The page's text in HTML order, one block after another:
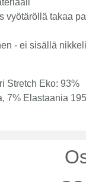
vyötäröllä takaa
- ei sisällä
Stretch Eko: 93%
7% Elastaania